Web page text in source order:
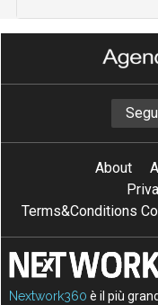
About
Terms&Conditions
Nextwork360 è il più